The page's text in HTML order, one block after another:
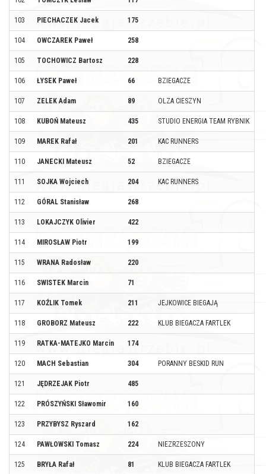
103 PIECHACZEK Jacek 175
104 OWCZAREK Paweł 258
105 TOCHOWICZ Bartosz 228
106 ŁYSEK Paweł 66 BZIEGACZE
107 ZELEK Adam 89 OLZA CIESZYN
108 KUBOŃ Mateusz 435 STUDIO ENERGIA TEAM RYBNIK
109 MAREK Rafał 201 KAC RUNNERS
110 JANECKI Mateusz 52 BZIEGACZE
111 SOJKA Wojciech 204 KAC RUNNERS
112 GÓRAL Stanisław 268
113 LOKAJCZYK Olivier 422
114 MIROSŁAW Piotr 199
115 WRANA Radosław 220
116 SWISTEK Marcin 71
117 KOŹLIK Tomek 211 JEJKOWICE BIEGAJĄ
118 GROBORZ Mateusz 222 KLUB BIEGACZA FARTLEK
119 RATKA-MATEJKO Marcin 174
120 MACH Sebastian 304 PORANNY BESKID RUN
121 JĘDRZEJAK Piotr 485
122 PRÓSZYŃSKI Sławomir 160
123 PRZYBYSZ Ryszard 162
124 PAWŁOWSKI Tomasz 224 NIEZRZESZONY
125 BRYŁA Rafał 81 KLUB BIEGACZA FARTLEK